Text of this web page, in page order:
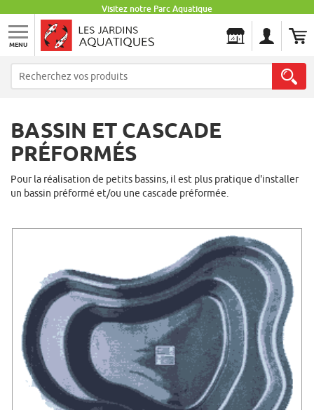
Visitez notre Parc Aquatique
MENU
BASSIN ET CASCADE
PRÉFORMÉS
Pour la réalisation de petits bassins, il est plus pratique d'installer
un bassin préformé et/ou une cascade préformée.